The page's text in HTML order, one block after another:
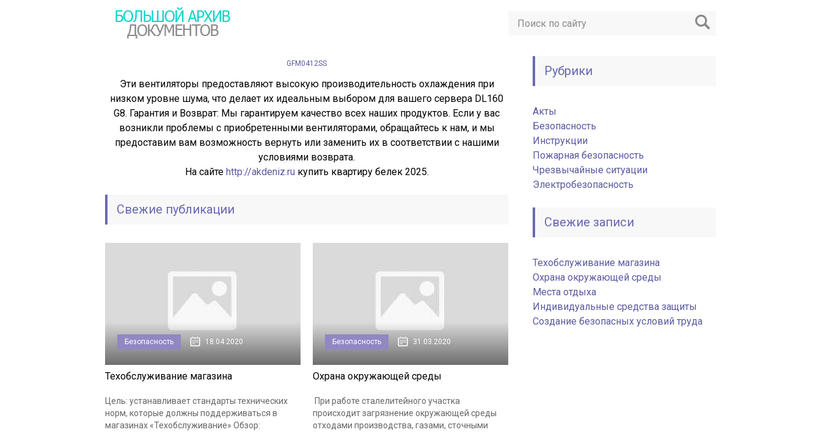
GFM0412SS
Эти вентиляторы предоставляют высокую производительность охлаждения при
низком уровне шума, что делает их идеальным выбором для вашего сервера DL160
G8. Гарантия и Возврат: Мы гарантируем качество всех наших продуктов. Если у вас
возникли проблемы с приобретенными вентиляторами, обращайтесь к нам, и мы
предоставим вам возможность вернуть или заменить их в соответствии с нашими
условиями возврата.
На сайте http://akdeniz.ru купить квартиру белек 2025.
Свежие публикации
Безопасность 18.04.2020
Техобслуживание магазина
Цель: устанавливает стандарты технических
норм, которые должны поддерживаться в
магазинах «Техобслуживание» Обзор:
Безопасность 31.03.2020
Охрана окружающей среды
При работе сталелитейного участка
происходит загрязнение окружающей среды
отходами производства, газами, сточными
Рубрики
Акты
Безопасность
Инструкции
Пожарная безопасность
Чрезвычайные ситуации
Электробезопасность
Свежие записи
Техобслуживание магазина
Охрана окружающей среды
Места отдыха
Индивидуальные средства защиты
Создание безопасных условий труда